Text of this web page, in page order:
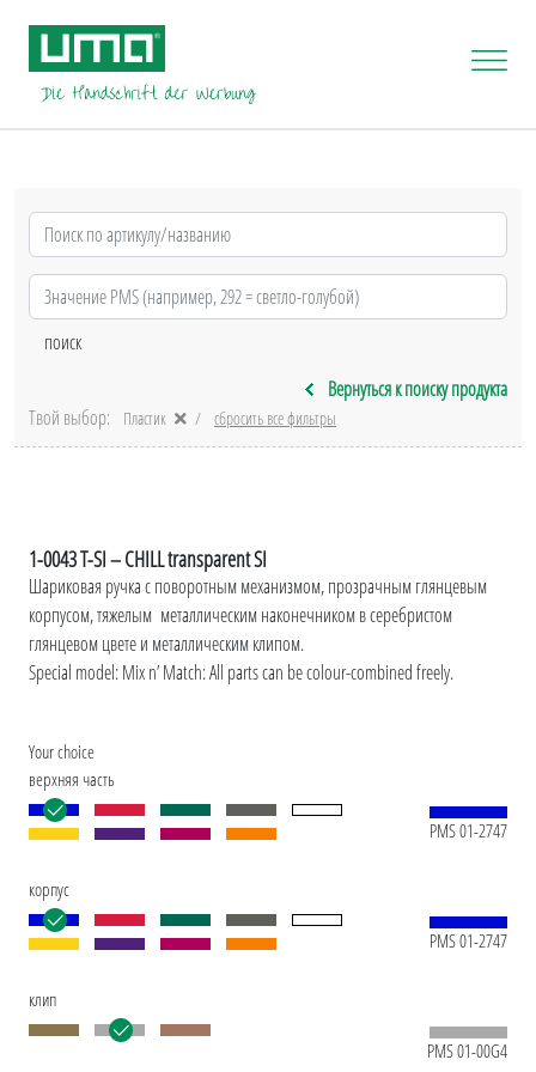
Вернуться к поиску продукта
Твой выбор:
Пластик сбросить все фильтры
1-0043 T-SI – CHILL transparent SI
Шариковая ручка с поворотным механизмом, прозрачным глянцевым
корпусом, тяжелым металлическим наконечником в серебристом
глянцевом цвете и металлическим клипом.
Special model: Mix n’ Match: All parts can be colour-combined freely.
Your choice
верхняя часть
PMS 01-2747
корпус
PMS 01-2747
клип
PMS 01-00G4